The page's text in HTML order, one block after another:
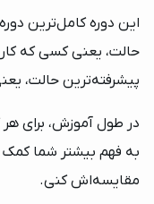
این دوره کامل‌ترین
حالت، یعنی کسی که کار
پیشرفته‌ترین حالت،
در طول آموزش، برای
به فهم بیشتر شما
مقایسه‌اش کنی.